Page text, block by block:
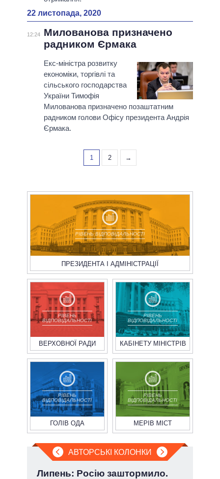
22 листопада, 2020
12:24
Милованова призначено
радником Єрмака
Екс-міністра розвитку
економіки, торгівлі та
сільського господарства
України Тимофія
Милованова призначено позаштатним
радником голови Офісу президента Андрія
Єрмака.
1 2 →
РІВЕНЬ ВІДПОВІДАЛЬНОСТІ
ПРЕЗИДЕНТА І АДМІНІСТРАЦІЇ
РІВЕНЬ
ВІДПОВІДАЛЬНОСТІ
ВЕРХОВНОЇ РАДИ
РІВЕНЬ
ВІДПОВІДАЛЬНОСТІ
КАБІНЕТУ МІНІСТРІВ
РІВЕНЬ
ВІДПОВІДАЛЬНОСТІ
ГОЛІВ ОДА
РІВЕНЬ
ВІДПОВІДАЛЬНОСТІ
МЕРІВ МІСТ
АВТОРСЬКІ КОЛОНКИ
Липень: Росію заштормило.